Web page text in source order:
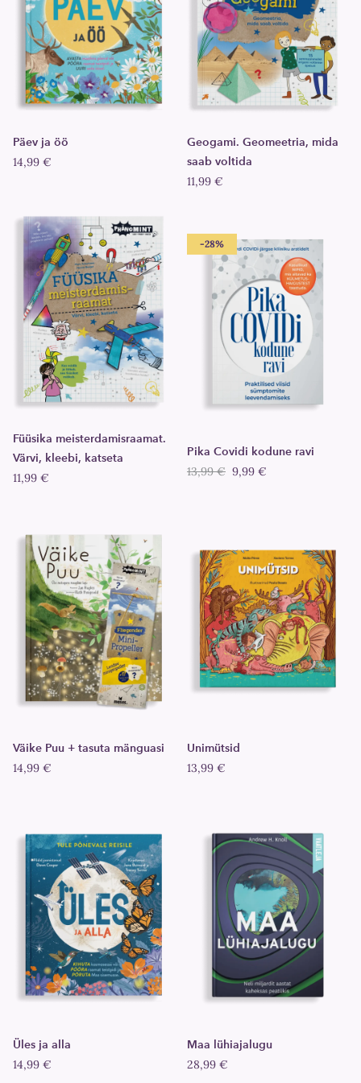
Päev ja öö
14,99 €
Geogami. Geomeetria, mida
saab voltida
11,99 €
Füüsika meisterdamisraamat.
Värvi, kleebi, katseta
11,99 €
-28%
Pika Covidi kodune ravi
13,99 € 9,99 €
Väike Puu + tasuta mänguasi
14,99 €
Unimütsid
13,99 €
Üles ja alla
14,99 €
Maa lühiajalugu
28,99 €